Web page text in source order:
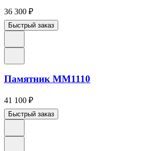
36 300 ₽
Быстрый заказ
Памятник ММ1110
41 100 ₽
Быстрый заказ